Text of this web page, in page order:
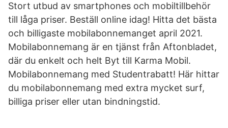
Stort utbud av smartphones och mobiltillbehör
till låga priser. Beställ online idag! Hitta det bästa
och billigaste mobilabonnemanget april 2021.
Mobilabonnemang är en tjänst från Aftonbladet,
där du enkelt och helt Byt till Karma Mobil.
Mobilabonnemang med Studentrabatt! Här hittar
du mobilabonnemang med extra mycket surf,
billiga priser eller utan bindningstid.